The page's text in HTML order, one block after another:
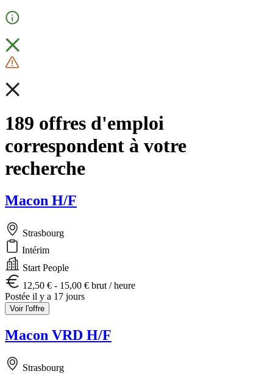
189 offres d'emploi
correspondent à votre
recherche
Macon H/F
Strasbourg
Intérim
Start People
12,50 € - 15,00 € brut / heure
Postée il y a 17 jours
Voir l'offre
Macon VRD H/F
Strasbourg